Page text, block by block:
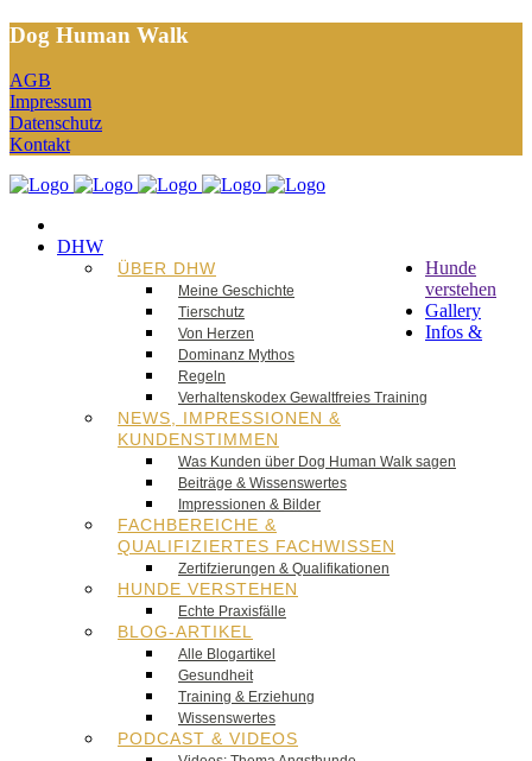
Dog Human Walk
AGB
Impressum
Datenschutz
Kontakt
DHW
ÜBER DHW
Meine Geschichte
Tierschutz
Von Herzen
Dominanz Mythos
Regeln
Verhaltenskodex Gewaltfreies Training
NEWS, IMPRESSIONEN &
KUNDENSTIMMEN
Was Kunden über Dog Human Walk sagen
Beiträge & Wissenswertes
Impressionen & Bilder
FACHBEREICHE &
QUALIFIZIERTES FACHWISSEN
Zertifzierungen & Qualifikationen
Hunde
verstehen
HUNDE VERSTEHEN
Echte Praxisfälle
BLOG-ARTIKEL
Alle Blogartikel
Gesundheit
Training & Erziehung
Wissenswertes
PODCAST & VIDEOS
Gallery
Infos &